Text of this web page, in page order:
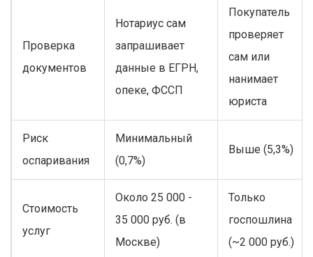
Проверка
документов
Нотариус сам
запрашивает
данные в ЕГРН,
опеке, ФССП
Покупатель
проверяет
сам или
нанимает
юриста
Риск
оспаривания
Минимальный
(0,7%)
Выше (5,3%)
Стоимость
услуг
Около 25 000 -
35 000 руб. (в
Москве)
Только
госпошлина
(~2 000 руб.)